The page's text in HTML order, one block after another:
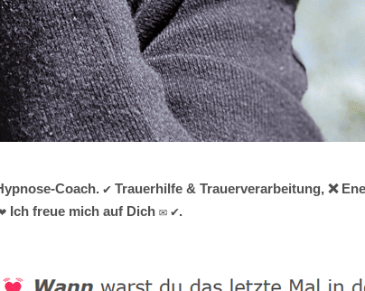
Coach. ✔️ Trauerhilfe & Trauerverarbeitung, ❌
Ich freue mich auf Dich ✉ ✔.